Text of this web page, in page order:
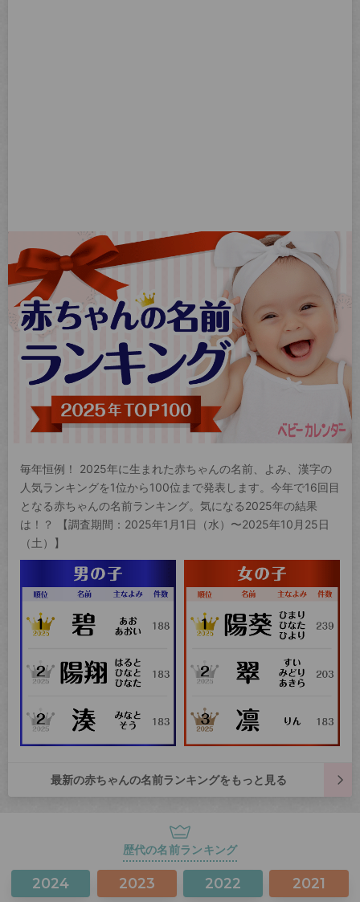
毎年恒例！ 2025年に生まれた赤ちゃんの名前、よみ、漢字の
人気ランキングを1位から100位まで発表します。今年で16回目
となる赤ちゃんの名前ランキング。気になる2025年の結果
は！？ 【調査期間：2025年1月1日（水）〜2025年10月25日
（土）】
最新の赤ちゃんの名前ランキングをもっと見る
歴代の名前ランキング
2024 2023 2022 2021